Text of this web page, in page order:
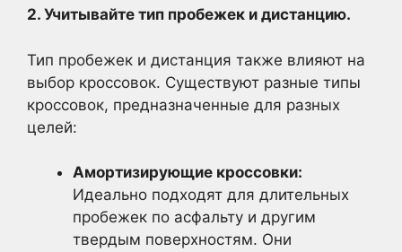
2. Учитывайте тип пробежек и дистанцию.
Тип пробежек и дистанция также влияют на
выбор кроссовок. Существуют разные типы
кроссовок, предназначенные для разных
целей:
Амортизирующие кроссовки:
Идеально подходят для длительных
пробежек по асфальту и другим
твердым поверхностям. Они